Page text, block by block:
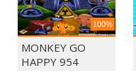
100%
MONKEY GO
HAPPY 954